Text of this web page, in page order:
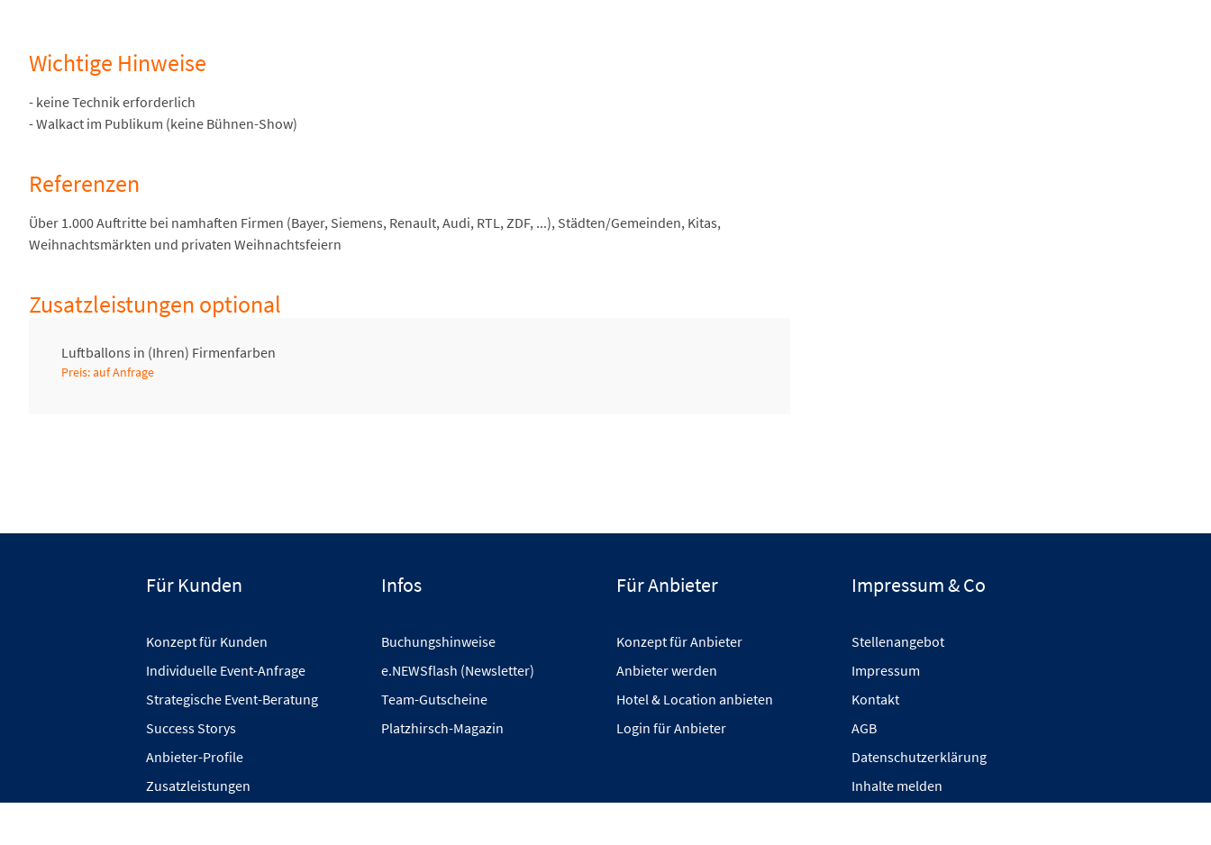
Wichtige Hinweise
- keine Technik erforderlich
- Walkact im Publikum (keine Bühnen-Show)
Referenzen
Über 1.000 Auftritte bei namhaften Firmen (Bayer, Siemens, Renault, Audi, RTL, ZDF, ...), Städten/Gemeinden, Kitas,
Weihnachtsmärkten und privaten Weihnachtsfeiern
Zusatzleistungen optional
Luftballons in (Ihren) Firmenfarben
Preis: auf Anfrage
Für Kunden
Konzept für Kunden
Individuelle Event-Anfrage
Strategische Event-Beratung
Success Storys
Anbieter-Profile
Zusatzleistungen
Infos
Buchungshinweise
e.NEWSflash (Newsletter)
Team-Gutscheine
Platzhirsch-Magazin
Für Anbieter
Konzept für Anbieter
Anbieter werden
Hotel & Location anbieten
Login für Anbieter
Impressum & Co
Stellenangebot
Impressum
Kontakt
AGB
Datenschutzerklärung
Inhalte melden